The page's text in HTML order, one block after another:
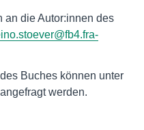
an die Autor:innen des
Buches können unter
angefragt werden.